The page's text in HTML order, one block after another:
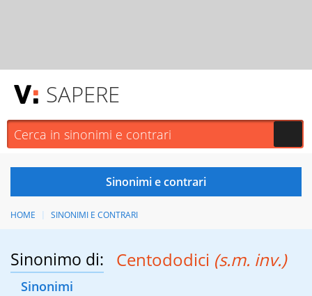
SAPERE
HOME SINONIMI E CONTRARI
Sinonimo di: Centododici (s.m. inv.)
Sinonimi